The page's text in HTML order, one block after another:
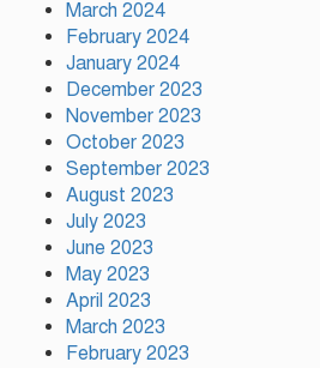
March 2024
February 2024
January 2024
December 2023
November 2023
October 2023
September 2023
August 2023
July 2023
June 2023
May 2023
April 2023
March 2023
February 2023